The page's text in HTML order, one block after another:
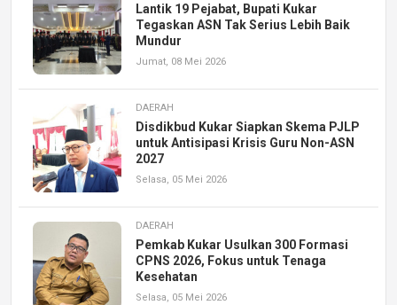
Lantik 19 Pejabat, Bupati Kukar
Tegaskan ASN Tak Serius Lebih Baik
Mundur
Jumat, 08 Mei 2026
DAERAH
Disdikbud Kukar Siapkan Skema PJLP
untuk Antisipasi Krisis Guru Non-ASN
2027
Selasa, 05 Mei 2026
DAERAH
Pemkab Kukar Usulkan 300 Formasi
CPNS 2026, Fokus untuk Tenaga
Kesehatan
Selasa, 05 Mei 2026